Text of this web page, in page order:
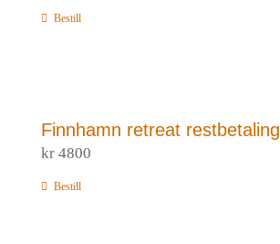
Bestill
Finnhamn retreat restbetaling
kr 4800
Bestill